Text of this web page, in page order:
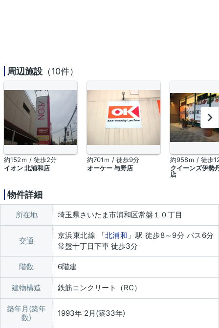
周辺施設 （10件）
約152ｍ / 徒歩2分
イオン 北浦和店
約701ｍ / 徒歩9分
オーケー 与野店
約958ｍ / 徒歩
クイーンズ伊勢
店
物件詳細
所在地 埼玉県さいたま市浦和区常盤１０丁目
交通
京浜東北線 「北浦和 」駅 徒歩8～9分 バス6分
常盤十丁目下車 徒歩3分
階数 6階建
建物構造 鉄筋コンクリート（RC）
築年月(築年
数)
1993年 2月(築33年)